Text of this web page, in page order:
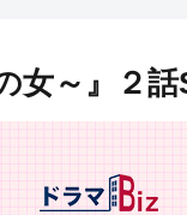
女～』２